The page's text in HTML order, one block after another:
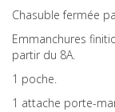
Chasuble fermée
Emmanchures
partir du 8A.
1 poche.
1 attache porte-